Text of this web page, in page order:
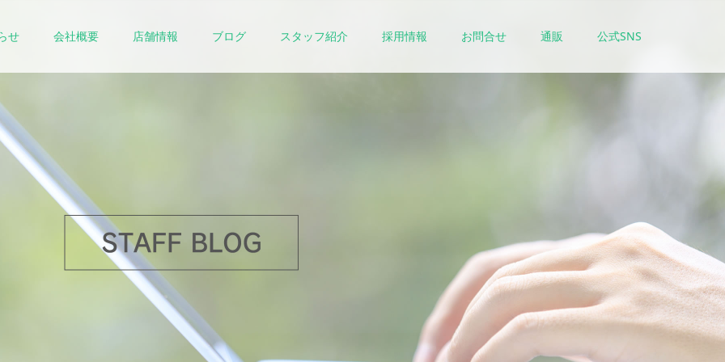
せ 会社概要 店舗情報 ブログ スタッフ紹介 採用情報 お問合せ 通販 公式SNS